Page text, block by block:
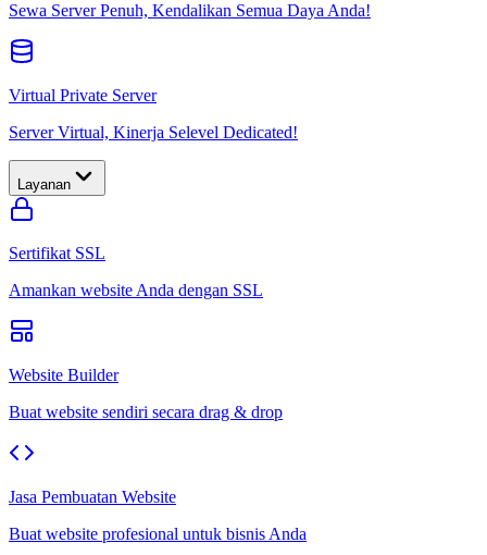
Sewa Server Penuh, Kendalikan Semua Daya Anda!
Virtual Private Server
Server Virtual, Kinerja Selevel Dedicated!
Layanan
Sertifikat SSL
Amankan website Anda dengan SSL
Website Builder
Buat website sendiri secara drag & drop
Jasa Pembuatan Website
Buat website profesional untuk bisnis Anda